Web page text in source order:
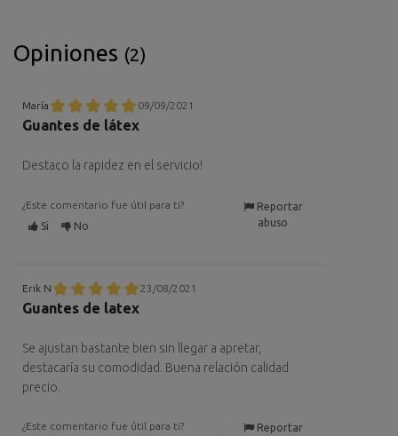
Opiniones (2)
María 09/09/2021
Guantes de látex
Destaco la rapidez en el servicio!
¿Este comentario fue útil para ti?
Si
No
Reportar
abuso
Erik N 23/08/2021
Guantes de latex
Se ajustan bastante bien sin llegar a apretar,
destacaría su comodidad. Buena relación calidad
precio.
¿Este comentario fue útil para ti?
Reportar